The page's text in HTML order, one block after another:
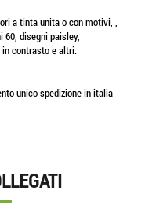
a tinta unita o con motivi, ,
disegni paisley,
contrasto e altri.
unico spedizione in italia